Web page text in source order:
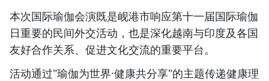
本次国际瑜伽会演既是岘港市响应第十一届国际瑜伽
日重要的民间外交活动，也是深化越南与印度及各国
友好合作关系、促进文化交流的重要平台。
活动通过"瑜伽为世界·健康共分享"的主题传递健康理